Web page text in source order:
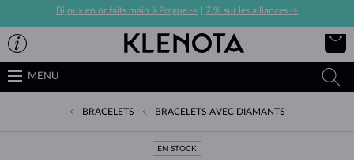
Bijoux en or faits main à Prague -> 7 % sur les alliances ->
MENU
BRACELETS BRACELETS AVEC DIAMANTS
EN STOCK